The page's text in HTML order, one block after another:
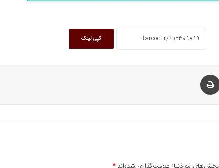
کپی لینک
بخش‌های موردنیاز علامت‌گذاری شده‌اند*